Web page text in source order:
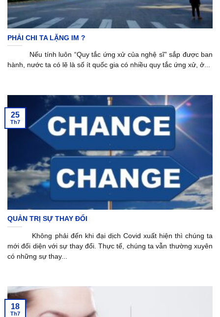
PHẢI CHI TA LẶNG IM ?
Nếu tính luôn “Quy tắc ứng xử của nghệ sĩ” sắp được ban
hành, nước ta có lẽ là số ít quốc gia có nhiều quy tắc ứng xử, ở...
QUẢN TRỊ SỰ THAY ĐỔI
Không phải đến khi đại dịch Covid xuất hiện thì chúng ta
mới đối diện với sự thay đổi. Thực tế, chúng ta vẫn thường xuyên
có những sự thay...
25
Th7
18
Th7